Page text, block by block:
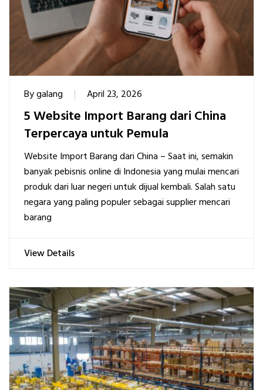
Bygalang April 23, 2026
5 Website Import Barang dari China
Terpercaya untuk Pemula
Website Import Barang dari China – Saat ini, semakin
banyak pebisnis online di Indonesia yang mulai mencari
produk dari luar negeri untuk dijual kembali. Salah satu
negara yang paling populer sebagai supplier mencari
barang
View Details